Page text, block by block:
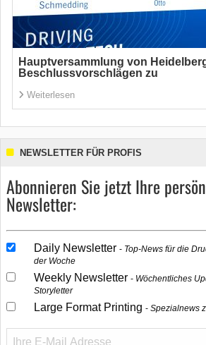
Hauptversammlung von
Beschlussvorschlägen zu
Weiterlesen
NEWSLETTER FÜR PROFIS
Abonnieren Sie jetzt Ihre
Newsletter:
Daily Newsletter
Top-News für die
der Woche
Weekly Newsletter
Wöchentliches
Storyletter
Large Format Printing Spezialnews